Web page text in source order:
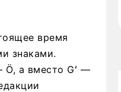
время
знаками.
Ö, а вместо Gʻ —